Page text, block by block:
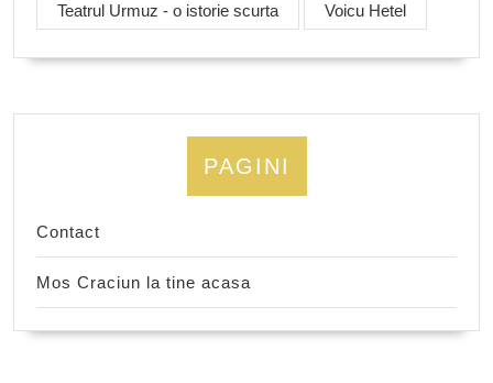
Teatrul Urmuz - o istorie scurta Voicu Hetel
PAGINI
Contact
Mos Craciun la tine acasa